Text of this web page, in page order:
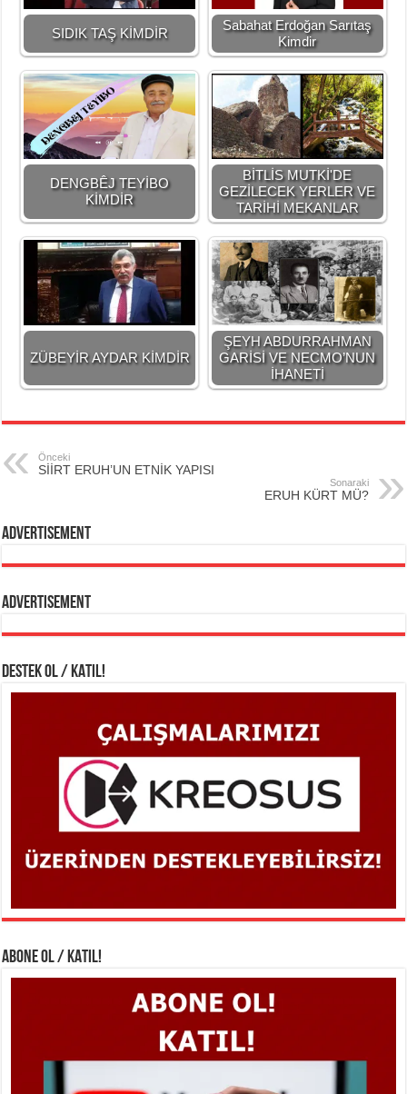
SIDIK TAŞ KİMDİR
Sabahat Erdoğan Sarıtaş
Kimdir
DENGBÊJ TEYİBO
KİMDİR
BİTLİS MUTKİ'DE
GEZİLECEK YERLER VE
TARİHİ MEKANLAR
ZÜBEYİR AYDAR KİMDİR
ŞEYH ABDURRAHMAN
GARİSİ VE NECMO’NUN
İHANETİ
Önceki
SİİRT ERUH’UN ETNİK YAPISI
Sonaraki
ERUH KÜRT MÜ?
Advertisement
Advertisement
DESTEK OL / KATIL!
ABONE OL / KATIL!